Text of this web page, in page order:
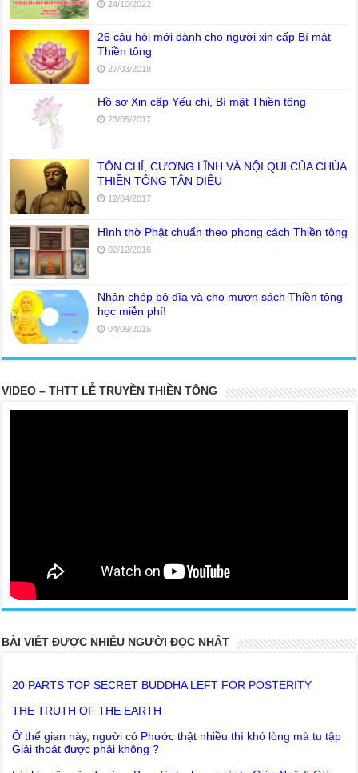
24/10/2022
26 câu hỏi mới dành cho người xin cấp Bí mật
Thiền tông
27/03/2018
Hồ sơ Xin cấp Yếu chỉ, Bí mật Thiền tông
23/05/2017
TÔN CHỈ, CƯƠNG LĨNH VÀ NỘI QUI CỦA CHÙA
THIỀN TÔNG TÂN DIỆU
12/04/2017
Hình thờ Phật chuẩn theo phong cách Thiền tông
02/12/2016
Nhận chép bộ đĩa và cho mượn sách Thiền tông
học miễn phí!
04/09/2015
VIDEO – THTT LỄ TRUYỀN THIỀN TÔNG
BÀI VIẾT ĐƯỢC NHIỀU NGƯỜI ĐỌC NHẤT
THE TRUTH OF THE EARTH
Ở thế gian này, người có Phước thật nhiều thì khó lòng mà tu tập
Lời khuyên của Trưởng Ban dành cho người tu Giác Ngộ & Giải